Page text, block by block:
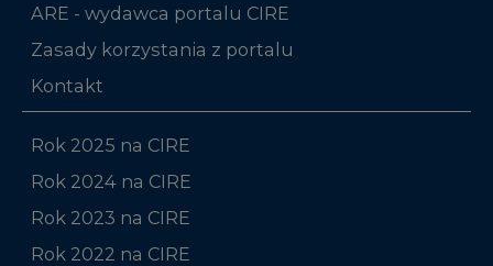
ARE - wydawca portalu CIRE
Zasady korzystania z portalu
Kontakt
Rok 2025 na CIRE
Rok 2024 na CIRE
Rok 2023 na CIRE
Rok 2022 na CIRE